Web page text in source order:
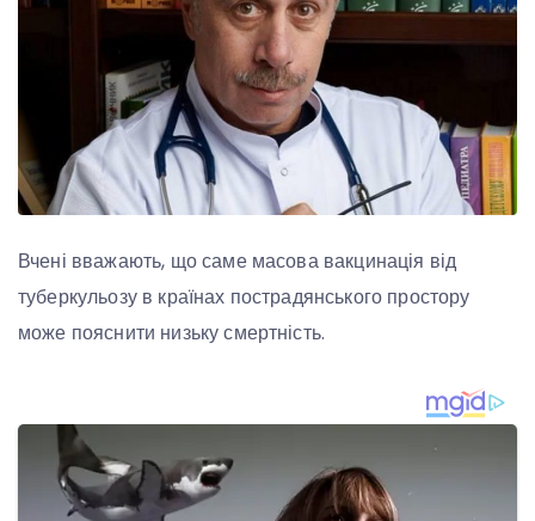
Вчені вважають, що саме масова вакцинація від
туберкульозу в країнах пострадянського простору
може пояснити низьку смертність.